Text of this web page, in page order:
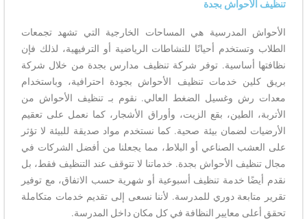
تنظيف الأحواش بجدة
الأحواش المدرسية هي المساحات الخارجية التي تشهد تجمعات
الطلاب وتستخدم أحيانًا للنشاطات الرياضية أو الترفيهية، لذلك فإن
نظافتها أساسية. توفر شركة تنظيف مدارس بجدة من خلال شركة
بريق كلين خدمات تنظيف الأحواش بجودة احترافية، وباستخدام
معدات رش وغسيل الضغط العالي. نقوم بـ تنظيف الأحواش من
الأتربة، الطين، بقع الزيت، وأوراق الأشجار، كما نعمل على تعقيم
الأرضيات لضمان بيئة صحية. كما نستخدم مواد صديقة للبيئة لا تؤثر
على العشب الصناعي أو البلاط، مما يجعلنا من أفضل الشركات في
مجال تنظيف الأحواش بجدة. خدماتنا لا تتوقف عند التنظيف فقط، بل
نقدم أيضًا خدمة تنظيف أسبوعية أو شهرية حسب الاتفاق، مع توفير
تقرير متابعة دوري للمدرسة. لأننا نسعى إلى تقديم خدمات متكاملة
تحقق أعلى معايير النظافة في كل مكان داخل المدرسة.